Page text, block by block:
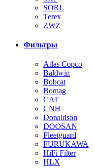
SORL
Terex
ZWZ
Фильтры
Atlas Copco
Baldwin
Bobcat
Bomag
CAT
CNH
Donaldson
DOOSAN
Fleetguard
FURUKAWA
HiFi Filter
HLX